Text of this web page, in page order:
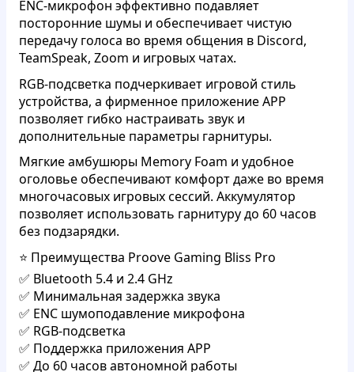
ENC-микрофон эффективно подавляет
посторонние шумы и обеспечивает чистую
передачу голоса во время общения в Discord,
TeamSpeak, Zoom и игровых чатах.
RGB-подсветка подчеркивает игровой стиль
устройства, а фирменное приложение APP
позволяет гибко настраивать звук и
дополнительные параметры гарнитуры.
Мягкие амбушюры Memory Foam и удобное
оголовье обеспечивают комфорт даже во время
многочасовых игровых сессий. Аккумулятор
позволяет использовать гарнитуру до 60 часов
без подзарядки.
⭐ Преимущества Proove Gaming Bliss Pro
✅ Bluetooth 5.4 и 2.4 GHz
✅ Минимальная задержка звука
✅ ENC шумоподавление микрофона
✅ RGB-подсветка
✅ Поддержка приложения APP
✅ До 60 часов автономной работы